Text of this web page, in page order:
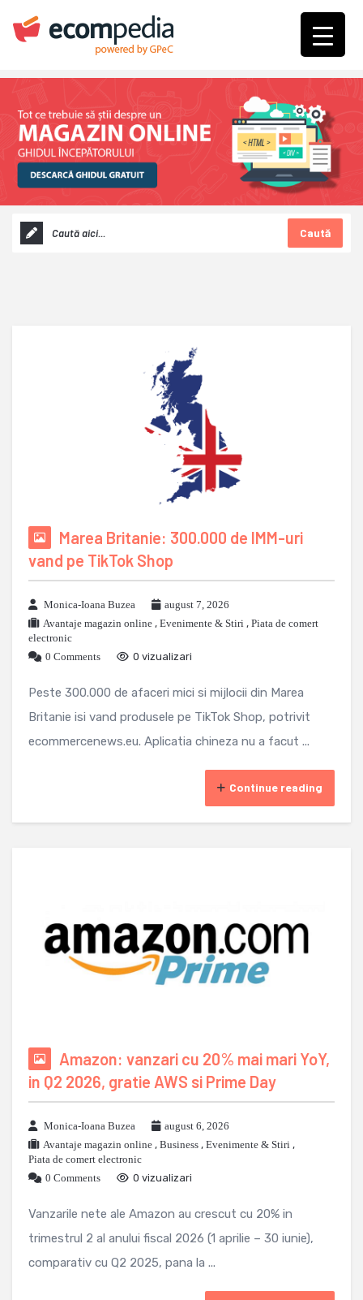
Caută
Marea Britanie: 300.000 de IMM-uri
vand pe TikTok Shop
Monica-Ioana Buzea
august 7, 2026
Avantaje magazin online , Evenimente & Stiri , Piata de comert
electronic
0 Comments
0 vizualizari
Peste 300.000 de afaceri mici si mijlocii din Marea
Britanie isi vand produsele pe TikTok Shop, potrivit
ecommercenews.eu. Aplicatia chineza nu a facut ...
Continue reading
Amazon: vanzari cu 20% mai mari YoY,
in Q2 2026, gratie AWS si Prime Day
Monica-Ioana Buzea
august 6, 2026
Avantaje magazin online , Business , Evenimente & Stiri ,
Piata de comert electronic
0 Comments
0 vizualizari
Vanzarile nete ale Amazon au crescut cu 20% in
trimestrul 2 al anului fiscal 2026 (1 aprilie – 30 iunie),
comparativ cu Q2 2025, pana la ...